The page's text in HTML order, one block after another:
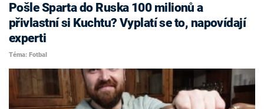
Pošle Sparta do Ruska 100 milionů a
přivlastní si Kuchtu? Vyplatí se to, napovídají
experti
Téma: Fotbal